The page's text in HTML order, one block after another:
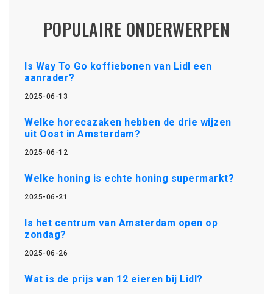
POPULAIRE ONDERWERPEN
Is Way To Go koffiebonen van Lidl een
aanrader?
2025-06-13
Welke horecazaken hebben de drie wijzen
uit Oost in Amsterdam?
2025-06-12
Welke honing is echte honing supermarkt?
2025-06-21
Is het centrum van Amsterdam open op
zondag?
2025-06-26
Wat is de prijs van 12 eieren bij Lidl?